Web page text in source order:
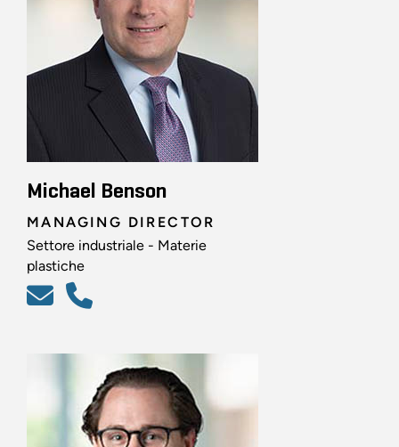
Michael Benson
MANAGING DIRECTOR
Settore industriale - Materie
plastiche